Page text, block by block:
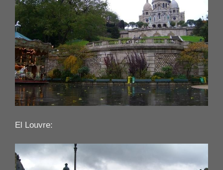
El Louvre: